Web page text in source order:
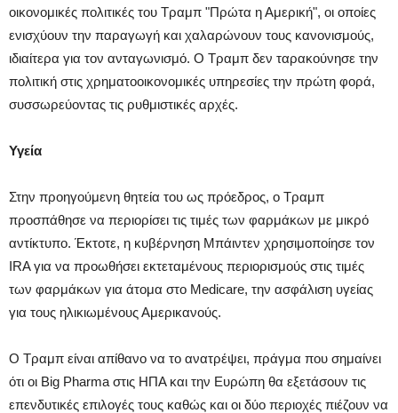
οικονομικές πολιτικές του Τραμπ "Πρώτα η Αμερική", οι οποίες
ενισχύουν την παραγωγή και χαλαρώνουν τους κανονισμούς,
ιδιαίτερα για τον ανταγωνισμό. Ο Τραμπ δεν ταρακούνησε την
πολιτική στις χρηματοοικονομικές υπηρεσίες την πρώτη φορά,
συσσωρεύοντας τις ρυθμιστικές αρχές.
Υγεία
Στην προηγούμενη θητεία του ως πρόεδρος, ο Τραμπ
προσπάθησε να περιορίσει τις τιμές των φαρμάκων με μικρό
αντίκτυπο. Έκτοτε, η κυβέρνηση Μπάιντεν χρησιμοποίησε τον
IRA για να προωθήσει εκτεταμένους περιορισμούς στις τιμές
των φαρμάκων για άτομα στο Medicare, την ασφάλιση υγείας
για τους ηλικιωμένους Αμερικανούς.
Ο Τραμπ είναι απίθανο να το ανατρέψει, πράγμα που σημαίνει
ότι οι Big Pharma στις ΗΠΑ και την Ευρώπη θα εξετάσουν τις
επενδυτικές επιλογές τους καθώς και οι δύο περιοχές πιέζουν να